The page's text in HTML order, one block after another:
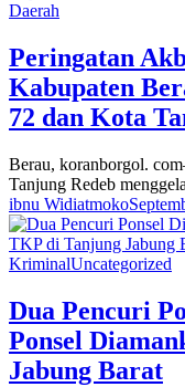
Daerah
Peringatan
Kabupaten
72 dan Kota
Berau, koranborgol.
Tanjung Redeb
ibnu Widiatmoko
KriminalUncategorized
Dua Pencuri
Ponsel
Jabung Barat